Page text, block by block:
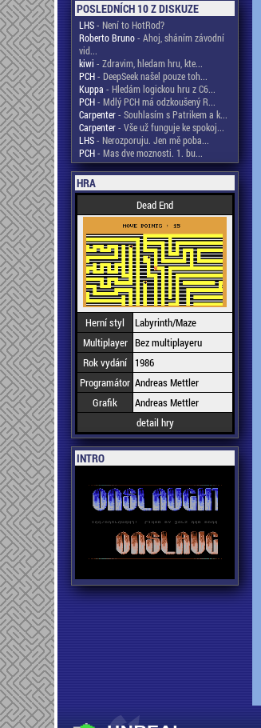
POSLEDNÍCH 10 Z DISKUZE
LHS- Není to HotRod?
Roberto Bruno- Ahoj, sháním závodní
vid...
kiwi - Zdravim, hledam hru, kte...
PCH- DeepSeek našel pouze toh...
Kuppa - Hledám logickou hru z C6...
PCH- Mdlý PCH má odzkoušený R...
Carpenter- Souhlasím s Patrikem a k...
Carpenter- Vše už funguje ke spokoj...
LHS- Nerozporuju. Jen mě poba...
PCH- Mas dve moznosti. 1. bu...
HRA
Dead End
Herní styl
Labyrinth/Maze
Multiplayer Bez multiplayeru
Rok vydání
1986
Programátor Andreas Mettler
Grafik
Andreas Mettler
detail hry
INTRO